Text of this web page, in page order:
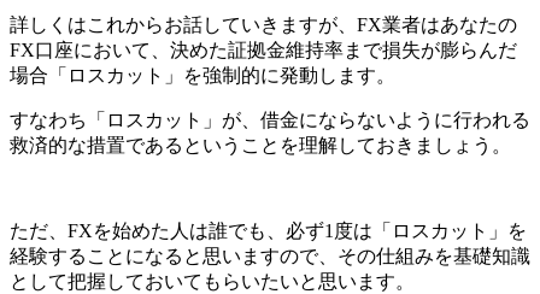
詳しくはこれからお話していきますが、 FX業者はあなたの
FX口座において、決めた証拠金維持率まで損失が膨らんだ
場合「ロスカット」を強制的に発動 します。
すなわち
「ロスカット」が、借金にならないように行われる
救済的な措置であるということ を理解しておきましょう。
ただ、FXを始めた人は誰でも、必ず1度は「ロスカット」を
経験することになると思いますので、その仕組みを基礎知識
として把握しておいてもらいたいと思います。